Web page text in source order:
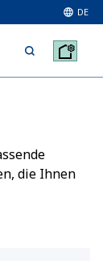
DE
die Ihnen